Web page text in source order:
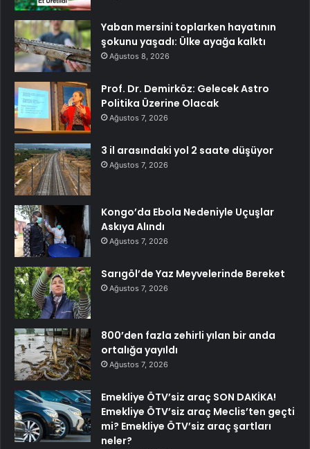
Yaban mersini toplarken hayatının
şokunu yaşadı: Ülke ayağa kalktı
Ağustos 8, 2026
Prof. Dr. Demirköz: Gelecek Astro
Politika Üzerine Olacak
Ağustos 7, 2026
3 il arasındaki yol 2 saate düşüyor
Ağustos 7, 2026
Kongo’da Ebola Nedeniyle Uçuşlar
Askıya Alındı
Ağustos 7, 2026
Sarıgöl’de Yaz Meyvelerinde Bereket
Ağustos 7, 2026
800’den fazla zehirli yılan bir anda
ortalığa yayıldı
Ağustos 7, 2026
Emekliye ÖTV’siz araç SON DAKİKA!
Emekliye ÖTV’siz araç Meclis’ten geçti
mi? Emekliye ÖTV’siz araç şartları
neler?